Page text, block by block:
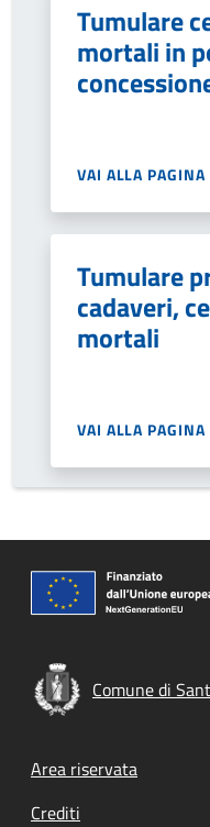
Tumulare
mortali in
VAI ALLA PAGINA
Tumulare
cadaveri,
mortali
VAI ALLA PAGINA
Comune di
Footer menu
Area riservata
Crediti